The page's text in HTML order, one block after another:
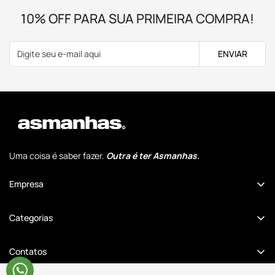
10% OFF PARA SUA PRIMEIRA COMPRA!
ENVIAR
Uma coisa é saber fazer. Outra é ter Asmanhas.
Empresa
Comunidade Cansados Anônimos
Revenda no Atacado
Seja um Afiliado
Categorias
Academia
Contatos
(47) 98887-2281